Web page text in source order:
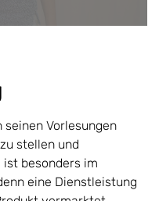
seinen Vorlesungen
stellen und
besonders im
eine Dienstleistung